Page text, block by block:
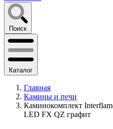
Поиск
Каталог
Главная
Камины и печи
Каминокомплект
LED FX QZ графит